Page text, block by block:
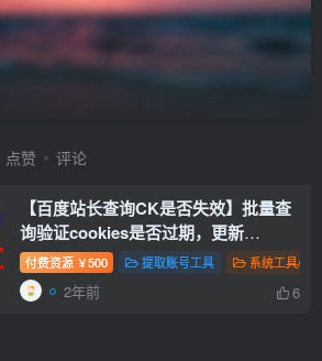
点赞 评论
【百度站长查询CK是否失效】批量查
询验证cookies是否过期，更新
cookies
付费资源 ￥500 提取账号工具 系统工具/教
2年前 6